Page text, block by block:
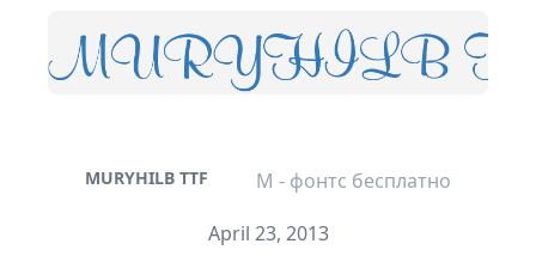
MURYHILB TTF
M - фонтс бесплатно
April 23, 2013